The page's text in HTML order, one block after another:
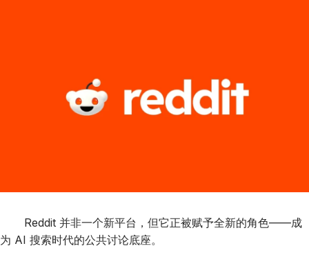
Reddit 并非一个新平台，但它正被赋予全新的角色——成
为 AI 搜索时代的公共讨论底座。